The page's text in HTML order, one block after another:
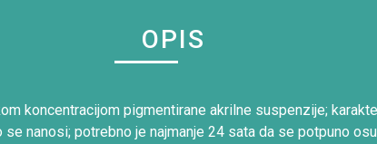
OPIS
koncentracijom pigmentirane akrilne suspenzije;
nanosi; potrebno je najmanje 24 sata da se potpuno